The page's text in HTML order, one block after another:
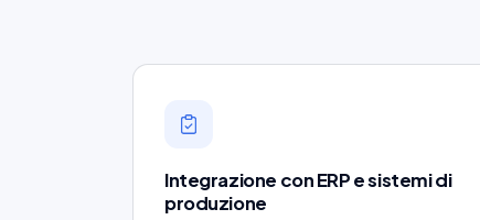
Integrazione con ERP e sistemi di
produzione